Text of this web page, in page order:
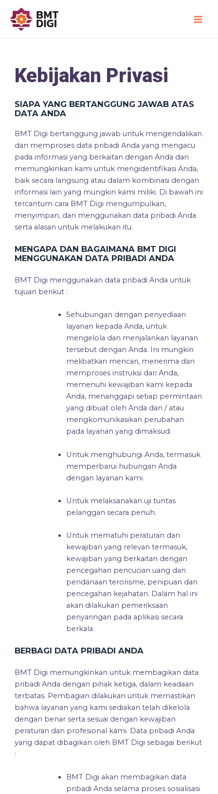
content
Kebijakan Privasi
SIAPA YANG BERTANGGUNG JAWAB ATAS
DATA ANDA
BMT Digi bertanggung jawab untuk mengendalikan
dan memproses data pribadi Anda yang mengacu
pada informasi yang berkaitan dengan Anda dan
memungkinkan kami untuk mengidentifikasi Anda,
baik secara langsung atau dalam kombinasi dengan
informasi lain yang mungkin kami miliki. Di bawah ini
tercantum cara BMT Digi mengumpulkan,
menyimpan, dan menggunakan data pribadi Anda
serta alasan untuk melakukan itu.
MENGAPA DAN BAGAIMANA BMT DIGI
MENGGUNAKAN DATA PRIBADI ANDA
BMT Digi menggunakan data pribadi Anda untuk
tujuan berikut :
Sehubungan dengan penyediaan
layanan kepada Anda, untuk
mengelola dan menjalankan layanan
tersebut dengan Anda. Ini mungkin
melibatkan mencari, menerima dan
memproses instruksi dari Anda,
memenuhi kewajiban kami kepada
Anda, menanggapi setiap permintaan
yang dibuat oleh Anda dan / atau
mengkomunikasikan perubahan
pada layanan yang dimaksud.
Untuk menghubungi Anda, termasuk
memperbarui hubungan Anda
dengan layanan kami.
Untuk melaksanakan uji tuntas
pelanggan secara penuh.
Untuk mematuhi peraturan dan
kewajiban yang relevan termasuk,
kewajiban yang berkaitan dengan
pencegahan pencucian uang dan
pendanaan terorisme, penipuan dan
pencegahan kejahatan. Dalam hal ini
akan dilakukan pemeriksaan
penyaringan pada aplikasi secara
berkala.
BERBAGI DATA PRIBADI ANDA
BMT Digi memungkinkan untuk membagikan data
pribadi Anda dengan pihak ketiga, dalam keadaan
terbatas. Pembagian dilakukan untuk memastikan
bahwa layanan yang kami sediakan telah dikelola
dengan benar serta sesuai dengan kewajiban
peraturan dan profesional kami. Data pribadi Anda
yang dapat dibagikan oleh BMT Digi sebagai berikut
:
BMT Digi akan membagikan data
pribadi Anda selama proses sosialisasi